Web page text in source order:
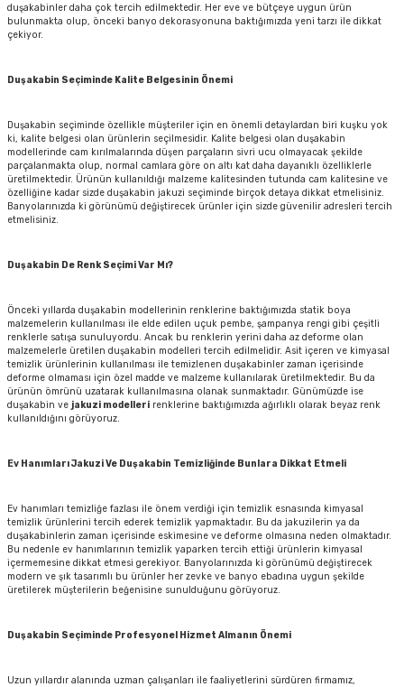
duşakabinler daha çok tercih edilmektedir. Her eve ve bütçeye uygun ürün
bulunmakta olup, önceki banyo dekorasyonuna baktığımızda yeni tarzı ile dikkat
çekiyor.
Duşakabin Seçiminde Kalite Belgesinin Önemi
Duşakabin seçiminde özellikle müşteriler için en önemli detaylardan biri kuşku yok
ki, kalite belgesi olan ürünlerin seçilmesidir. Kalite belgesi olan duşakabin
modellerinde cam kırılmalarında düşen parçaların sivri ucu olmayacak şekilde
parçalanmakta olup, normal camlara göre on altı kat daha dayanıklı özelliklerle
üretilmektedir. Ürünün kullanıldığı malzeme kalitesinden tutunda cam kalitesine ve
özelliğine kadar sizde duşakabin jakuzi seçiminde birçok detaya dikkat etmelisiniz.
Banyolarınızda ki görünümü değiştirecek ürünler için sizde güvenilir adresleri tercih
etmelisiniz.
Duşakabin De Renk Seçimi Var Mı?
Önceki yıllarda duşakabin modellerinin renklerine baktığımızda statik boya
malzemelerin kullanılması ile elde edilen uçuk pembe, şampanya rengi gibi çeşitli
renklerle satışa sunuluyordu. Ancak bu renklerin yerini daha az deforme olan
malzemelerle üretilen duşakabin modelleri tercih edilmelidir. Asit içeren ve kimyasal
temizlik ürünlerinin kullanılması ile temizlenen duşakabinler zaman içerisinde
deforme olmaması için özel madde ve malzeme kullanılarak üretilmektedir. Bu da
ürünün ömrünü uzatarak kullanılmasına olanak sunmaktadır. Günümüzde ise
duşakabin ve jakuzi modelleri renklerine baktığımızda ağırlıklı olarak beyaz renk
kullanıldığını görüyoruz.
Ev Hanımları Jakuzi Ve Duşakabin Temizliğinde Bunlara Dikkat Etmeli
Ev hanımları temizliğe fazlası ile önem verdiği için temizlik esnasında kimyasal
temizlik ürünlerini tercih ederek temizlik yapmaktadır. Bu da jakuzilerin ya da
duşakabinlerin zaman içerisinde eskimesine ve deforme olmasına neden olmaktadır.
Bu nedenle ev hanımlarının temizlik yaparken tercih ettiği ürünlerin kimyasal
içermemesine dikkat etmesi gerekiyor. Banyolarınızda ki görünümü değiştirecek
modern ve şık tasarımlı bu ürünler her zevke ve banyo ebadına uygun şekilde
üretilerek müşterilerin beğenisine sunulduğunu görüyoruz.
Duşakabin Seçiminde Profesyonel Hizmet Almanın Önemi
Uzun yıllardır alanında uzman çalışanları ile faaliyetlerini sürdüren firmamız,